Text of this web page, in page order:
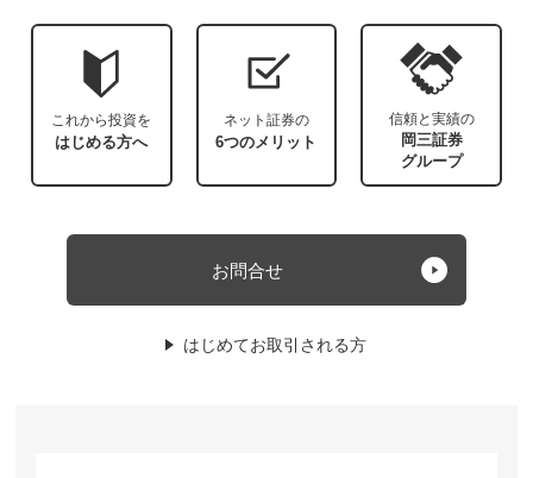
これから投資を
はじめる方へ
ネット証券の
6つのメリット
信頼と実績の
岡三証券
グループ
お問合せ
はじめてお取引される方